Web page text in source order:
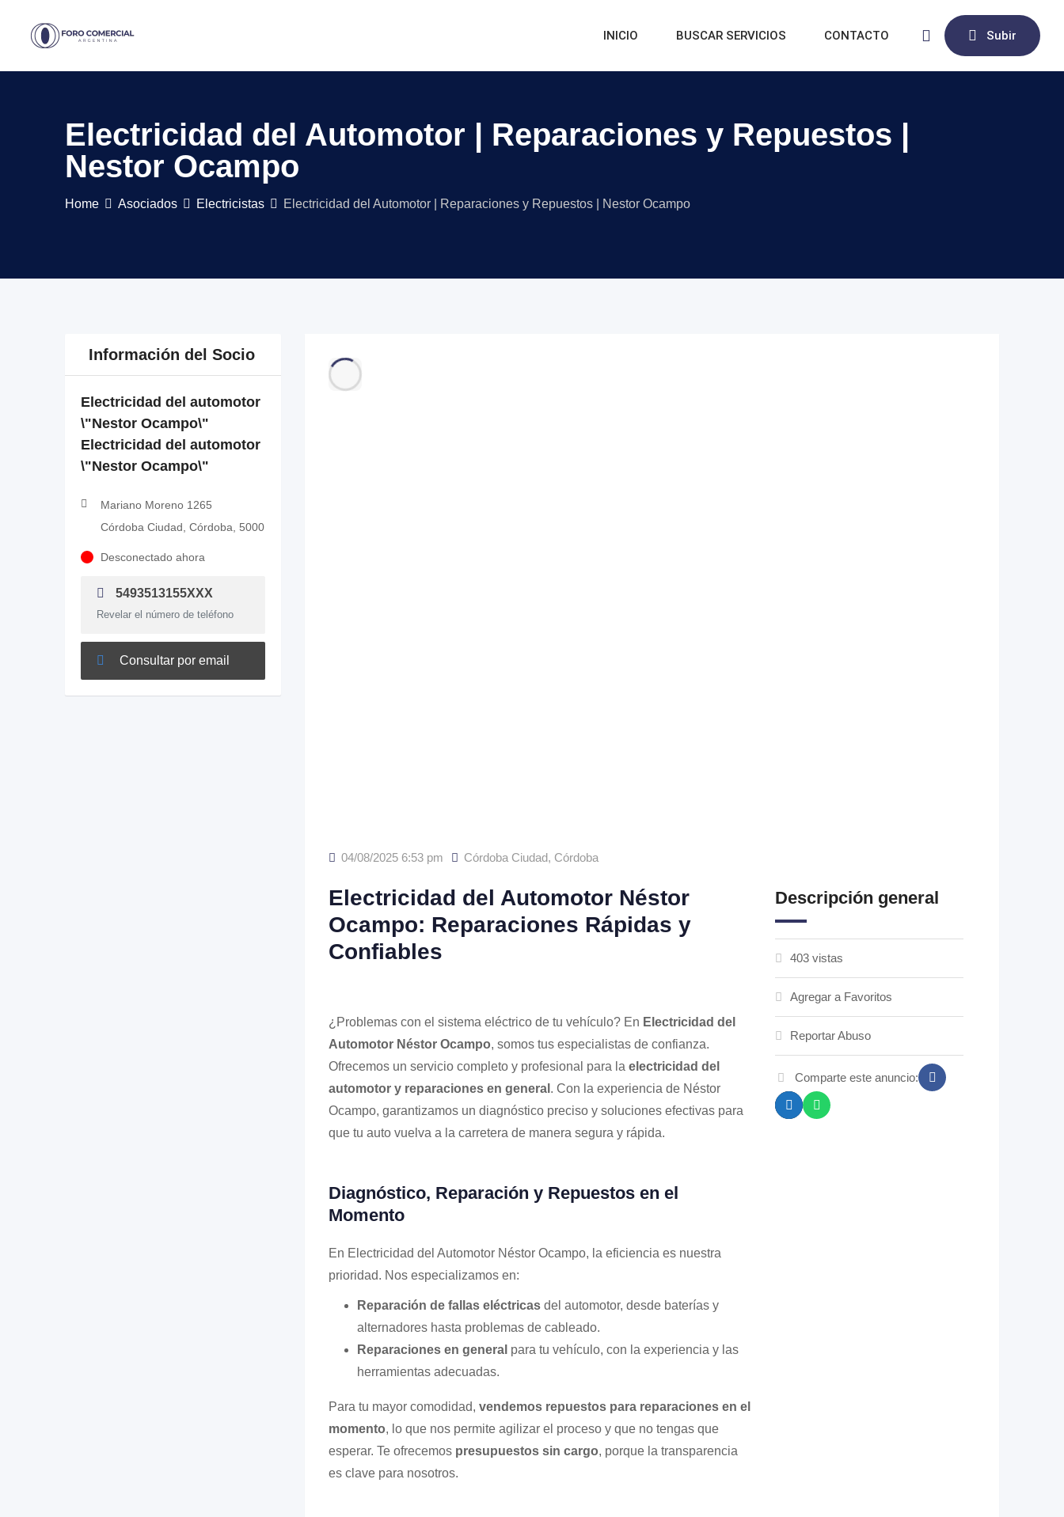
Subir
INICIO BUSCAR SERVICIOS CONTACTO
Electricidad del Automotor | Reparaciones y Repuestos |
Nestor Ocampo
Home Asociados Electricistas Electricidad del Automotor | Reparaciones y Repuestos | Nestor Ocampo
Información del Socio
Electricidad del automotor
\"Nestor Ocampo\"
Electricidad del automotor
\"Nestor Ocampo\"
Mariano Moreno 1265
Córdoba Ciudad, Córdoba, 5000
Desconectado ahora
5493513155XXX
Revelar el número de teléfono
Consultar por email
04/08/2025 6:53 pm Córdoba Ciudad, Córdoba
Electricidad del Automotor Néstor
Ocampo: Reparaciones Rápidas y
Confiables
¿Problemas con el sistema eléctrico de tu vehículo? En Electricidad del
Automotor Néstor Ocampo, somos tus especialistas de confianza.
Ofrecemos un servicio completo y profesional para la electricidad del
automotor y reparaciones en general . Con la experiencia de Néstor
Ocampo, garantizamos un diagnóstico preciso y soluciones efectivas para
que tu auto vuelva a la carretera de manera segura y rápida.
Diagnóstico, Reparación y Repuestos en el
Momento
En Electricidad del Automotor Néstor Ocampo, la eficiencia es nuestra
prioridad. Nos especializamos en:
Reparación de fallas eléctricasdel automotor, desde baterías y
alternadores hasta problemas de cableado.
Reparaciones en general para tu vehículo, con la experiencia y las
herramientas adecuadas.
Para tu mayor comodidad, vendemos repuestos para reparaciones en el
momento, lo que nos permite agilizar el proceso y que no tengas que
esperar. Te ofrecemos presupuestos sin cargo, porque la transparencia
es clave para nosotros.
Descripción general
403 vistas
Agregar a Favoritos
Reportar Abuso
Comparte este anuncio: